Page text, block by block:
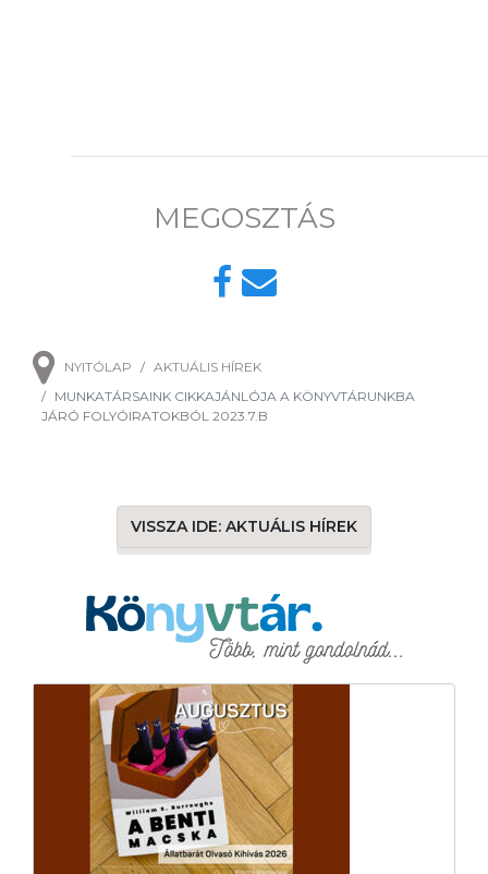
MEGOSZTÁS
NYITÓLAP
AKTUÁLIS HÍREK
MUNKATÁRSAINK CIKKAJÁNLÓJA A KÖNYVTÁRUNKBA
JÁRÓ FOLYÓIRATOKBÓL 2023.7.B
VISSZA IDE: AKTUÁLIS HÍREK